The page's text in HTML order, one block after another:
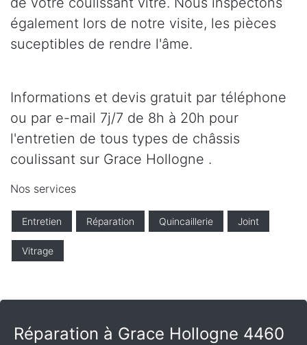
également lors de notre visite, les pièces
suceptibles de rendre l'âme.
Informations et devis gratuit par téléphone
ou par e-mail 7j/7 de 8h à 20h pour
l'entretien de tous types de châssis
coulissant sur Grace Hollogne .
Nos services
Entretien Réparation Quincaillerie Joint
Vitrage
Réparation à Grace Hollogne 4460